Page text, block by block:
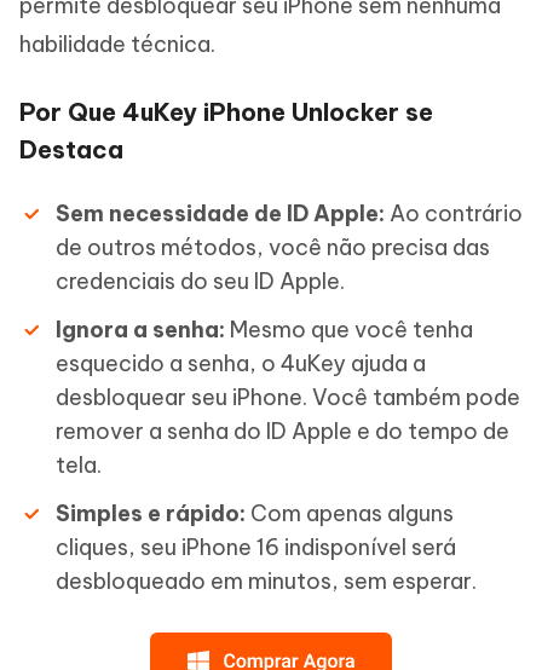
habilidade técnica.
Por Que 4uKey iPhone Unlocker se
Destaca
Sem necessidade de ID Apple: Ao contrário
de outros métodos, você não precisa das
credenciais do seu ID Apple.
Ignora a senha: Mesmo que você tenha
esquecido a senha, o 4uKey ajuda a
desbloquear seu iPhone. Você também pode
remover a senha do ID Apple e do tempo de
tela.
Simples e rápido: Com apenas alguns
cliques, seu iPhone 16 indisponível será
desbloqueado em minutos, sem esperar.